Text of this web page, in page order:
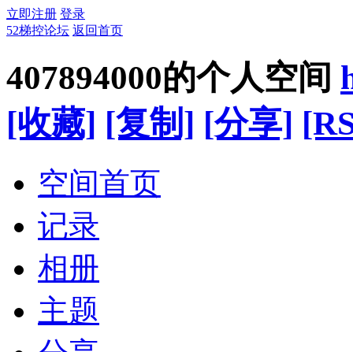
立即注册 登录
52梯控论坛 返回首页
407894000的个人空间
[收藏] [复制] [分享]
空间首页
记录
相册
主题